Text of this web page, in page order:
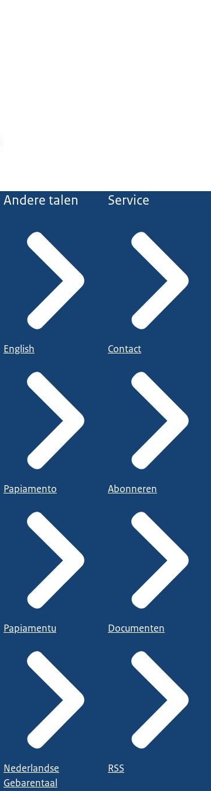
Andere talen
English
Papiamento
Papiamentu
Nederlandse
Gebarentaal
Service
Contact
Abonneren
Documenten
RSS